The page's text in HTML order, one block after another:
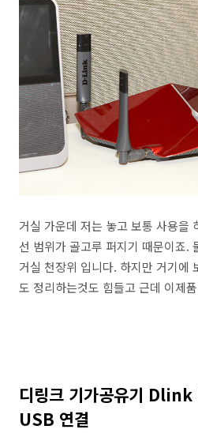
거실 가운데 저는 놓고 보통 사용을
선 범위가 골고루 퍼지기 때문이죠.
거실 천장위 입니다. 하지만 거기에
도 정리하는것도 힘들고 근데 이제
디링크 기가공유기
USB 연결